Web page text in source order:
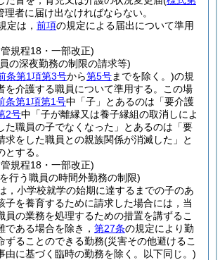
理者に届け出なければならない。
定は， 前項の規定による届出について準用
規程18・一部改正)
の深夜勤務の制限の請求等)
条第1項第3号から第5号までを除く。)の規
を介護する職員について準用する。
この場
条第1項第1号中「子」とあるのは「要介護
2号中「子が離縁又は養子縁組の取消しによ
た職員の子でなくなった」とあるのは「要
求をした職員との親族関係が消滅した」と
する。
規程18・一部改正)
行う職員の時間外勤務の制限)
，小学校就学の始期に達するまでの子のあ
子を養育するために請求した場合には，当
員の業務を処理するための措置を講ずるこ
である場合を除き， 第27条の規定により勤
ずることのできる勤務(災害その他避けるこ
由に基づく臨時の勤務を除く。以下同じ。)